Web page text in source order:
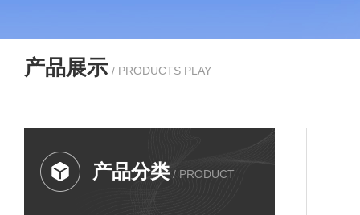
产品展示 / PRODUCTS PLAY
产品分类 / PRODUCT